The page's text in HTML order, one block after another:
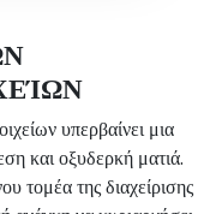
υπερβαίνει μια
και οξυδερκή ματιά.
τομέα της διαχείρισης